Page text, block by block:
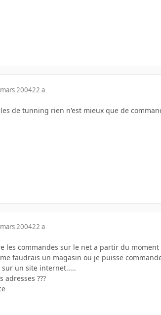
200422 a
de tunning rien n'est mieux que de
200422 a
les commandes sur le net a partir du
faudrais un magasin ou je puisse
sur un site internet.....
adresses ???